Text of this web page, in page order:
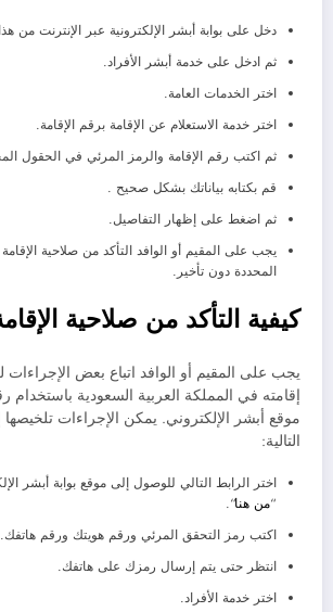
دخل على بوابة أبشر الإلكترونية عبر الإنترنت من
ثم ادخل على خدمة أبشر الأفراد.
اختر الخدمات العامة.
اختر خدمة الاستعلام عن الإقامة برقم الإقامة.
ثم اكتب رقم الإقامة والرمز المرئي في الحقول
قم بكتابه بياناتك بشكل صحيح .
ثم اضغط على إظهار التفاصيل.
يجب على المقيم أو الوافد التأكد من صلاحية
المحددة دون تأخير.
كيفية التأكد من صلاحية
يجب على المقيم أو الوافد اتباع بعض الإجراءات
إقامته في المملكة العربية السعودية باستخدام
موقع أبشر الإلكتروني. يمكن الإجراءات
التالية:
اختر الرابط التالي للوصول إلى موقع بوابة أبشر
“من هنا“.
اكتب رمز التحقق المرئي ورقم هويتك ورقم هاتفك.
انتظر حتى يتم إرسال رمزك على هاتفك.
اختر خدمة الأفراد.